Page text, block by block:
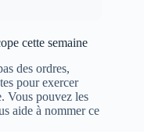
cette semaine
des ordres,
pour exercer
Vous pouvez les
aide à nommer ce